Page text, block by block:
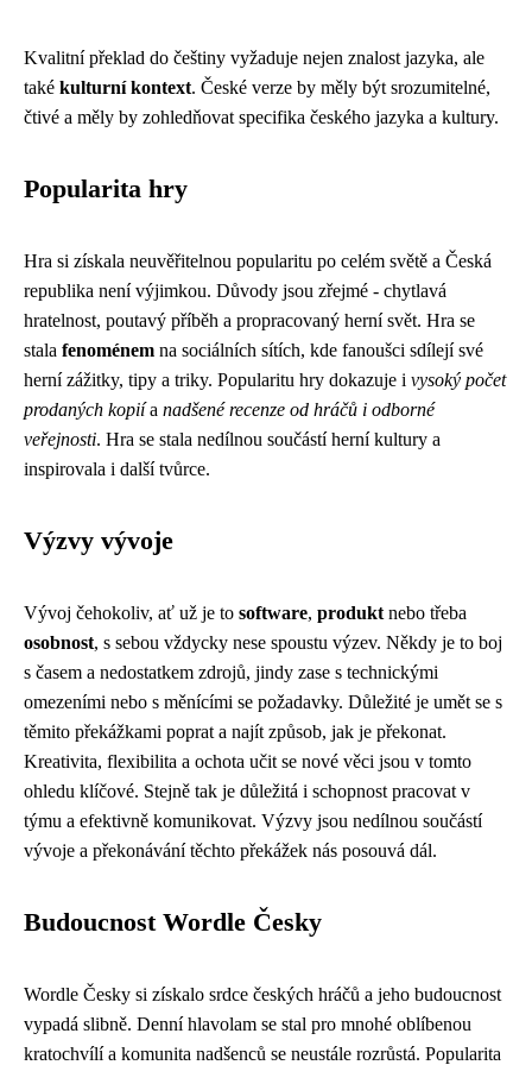
Kvalitní překlad do češtiny vyžaduje nejen znalost jazyka, ale
také kulturní kontext. České verze by měly být srozumitelné,
čtivé a měly by zohledňovat specifika českého jazyka a kultury.
Popularita hry
Hra si získala neuvěřitelnou popularitu po celém světě a Česká
republika není výjimkou. Důvody jsou zřejmé - chytlavá
hratelnost, poutavý příběh a propracovaný herní svět. Hra se
stala fenoménem na sociálních sítích, kde fanoušci sdílejí své
herní zážitky, tipy a triky. Popularitu hry dokazuje i vysoký počet
prodaných kopiía nadšené recenze od hráčů i odborné
veřejnosti. Hra se stala nedílnou součástí herní kultury a
inspirovala i další tvůrce.
Výzvy vývoje
Vývoj čehokoliv, ať už je to software, produkt nebo třeba
osobnost, s sebou vždycky nese spoustu výzev. Někdy je to boj
s časem a nedostatkem zdrojů, jindy zase s technickými
omezeními nebo s měnícími se požadavky. Důležité je umět se s
těmito překážkami poprat a najít způsob, jak je překonat.
Kreativita, flexibilita a ochota učit se nové věci jsou v tomto
ohledu klíčové. Stejně tak je důležitá i schopnost pracovat v
týmu a efektivně komunikovat. Výzvy jsou nedílnou součástí
vývoje a překonávání těchto překážek nás posouvá dál.
Budoucnost Wordle Česky
Wordle Česky si získalo srdce českých hráčů a jeho budoucnost
vypadá slibně. Denní hlavolam se stal pro mnohé oblíbenou
kratochvílí a komunita nadšenců se neustále rozrůstá. Popularita